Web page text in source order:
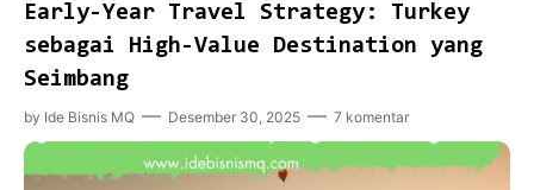
Early-Year Travel Strategy: Turkey
sebagai High-Value Destination yang
Seimbang
by Ide Bisnis MQ Desember 30, 2025 7 komentar